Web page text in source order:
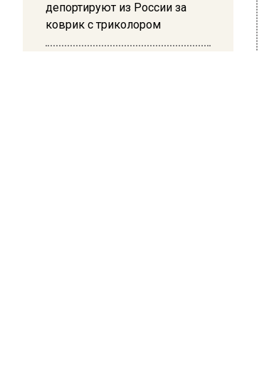
депортируют из России за
коврик с триколором